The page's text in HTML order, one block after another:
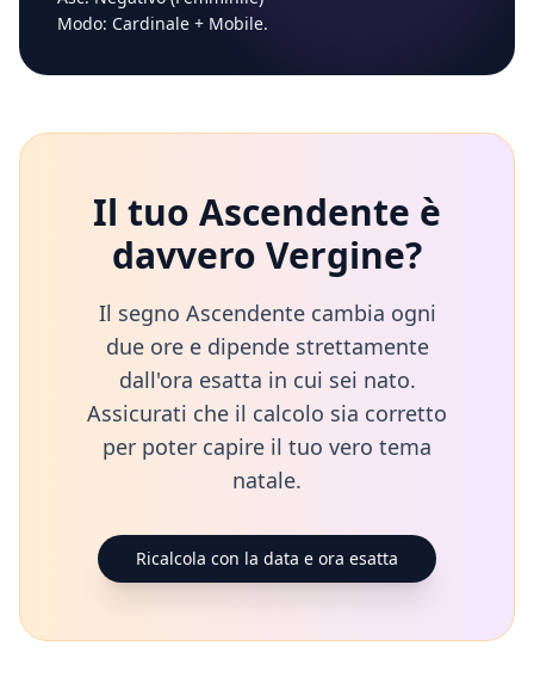
Modo: Cardinale + Mobile.
Il tuo Ascendente è
davvero Vergine?
Il segno Ascendente cambia ogni
due ore e dipende strettamente
dall'ora esatta in cui sei nato.
Assicurati che il calcolo sia corretto
per poter capire il tuo vero tema
natale.
Ricalcola con la data e ora esatta